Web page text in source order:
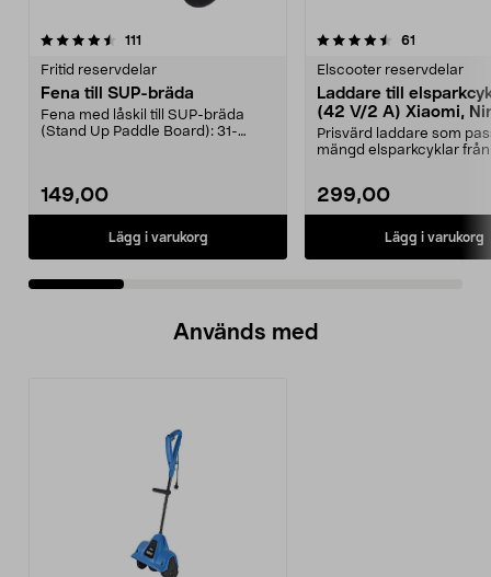
111
Fritid reservdelar
Fena till SUP-bräda
Fena med låskil till SUP-bräda
(Stand Up Paddle Board): 31-
149,00
Lägg i varukorg
4.5 av 5 stjärnor 61
Elscooter reservdelar
Laddare till
(42 V/2 A) Xiaomi,
E-Way m.fl.
Prisvärd laddare som
mängd elsparkcyklar från
299,00
Lägg i varukorg
4.0 av 5 stjärnor
Används med